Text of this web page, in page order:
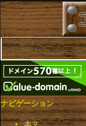
ナビゲーション
本文